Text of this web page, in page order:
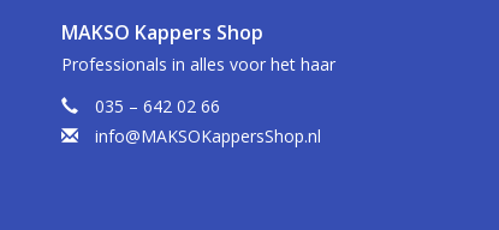
MAKSO Kappers Shop
Professionals in alles voor het haar
035 – 642 02 66
info@MAKSOKappersShop.nl